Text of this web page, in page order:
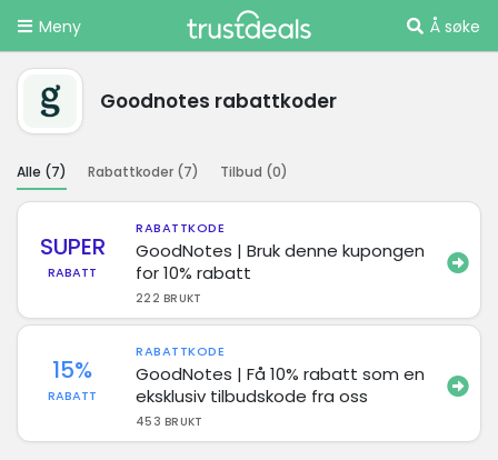
Meny Å søke
Goodnotes rabattkoder
Alle (7) Rabattkoder (7) Tilbud (0)
SUPER
RABATT
RABATTKODE
GoodNotes | Bruk denne kupongen
for 10% rabatt
222 BRUKT
15%
RABATT
RABATTKODE
GoodNotes | Få 10% rabatt som en
eksklusiv tilbudskode fra oss
453 BRUKT